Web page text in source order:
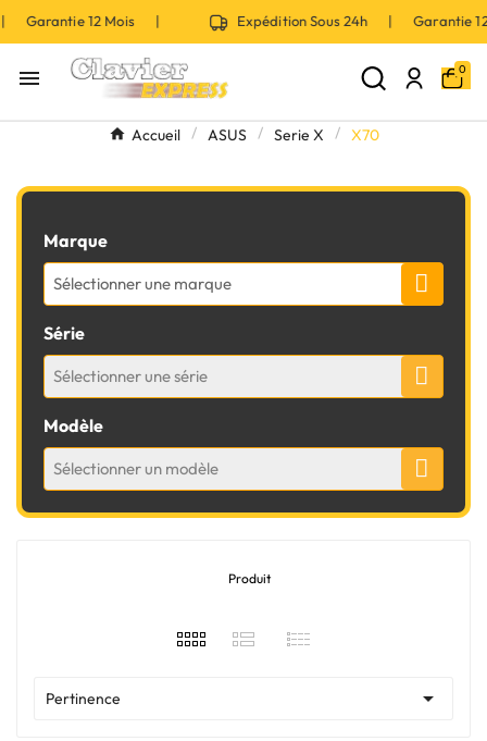
Garantie 12 Mois | Expédition Sous 24h | Garantie
 0
Accueil ASUS Serie X X70
Marque
Sélectionner une marque
Série
Sélectionner une série
Modèle
Sélectionner un modèle
Produit
Pertinence 